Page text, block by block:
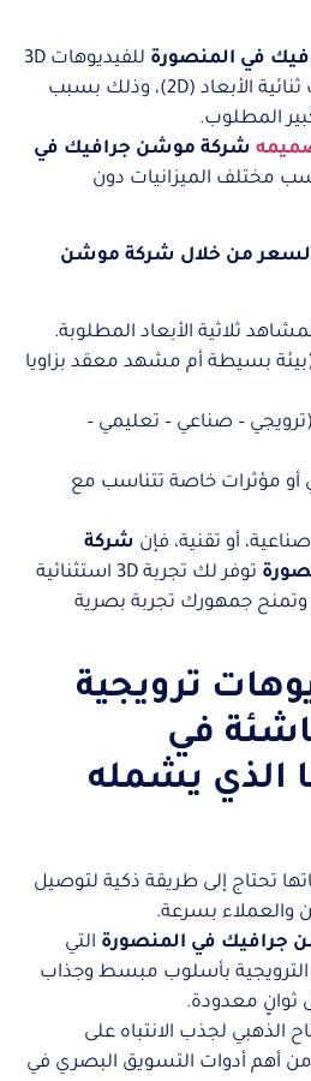
في المنصورة
للفيديوهات 3D
أعلى قليلًا من الفيديوهات ثنائية الأبعاد (2D)، وذلك بسبب
المطلوب.
شركة موشن جرافيك في
مختلف الميزانيات دون
السعر من خلال شركة موشن
ثلاثية الأبعاد المطلوبة.
بسيطة أم مشهد معقد بزاويا
(ترويجي – صناعي – تعليمي –
أو مؤثرات خاصة تتناسب مع
أو تقنية، فإن شركة
توفر لك تجربة 3D استثنائية
جمهورك تجربة بصرية
ترويجية
في
الذي يشمله
تحتاج إلى طريقة ذكية لتوصيل
والعملاء بسرعة.
جرافيك في المنصورة التي
الترويجية بأسلوب مبسط وجذاب
ثوانٍ معدودة.
الذهبي لجذب الانتباه على
من أهم أدوات التسويق البصري في